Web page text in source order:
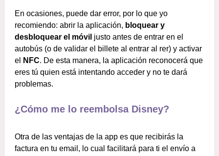
En ocasiones, puede dar error, por lo que yo
recomiendo: abrir la aplicación, bloquear y
desbloquear el móvil justo antes de entrar en el
autobús (o de validar el billete al entrar al rer) y activar
el
NFC. De esta manera, la aplicación reconocerá que
eres tú quien está intentando acceder y no te dará
problemas.
¿Cómo me lo reembolsa Disney?
Otra de las ventajas de la app es que recibirás la
factura en tu email, lo cual facilitará para ti el envío a